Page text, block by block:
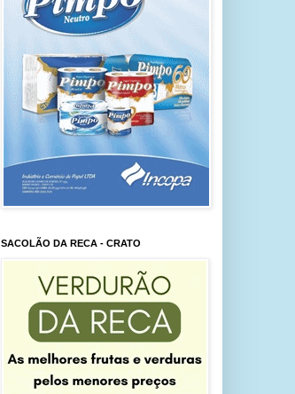
SACOLÃO DA RECA - CRATO